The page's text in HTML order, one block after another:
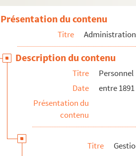
Inventaire des archives Tournées Baret
Présentation du contenu
Titre Administration
Description du contenu
Titre
Personnel
Date
entre
Présentation du
contenu
Titre